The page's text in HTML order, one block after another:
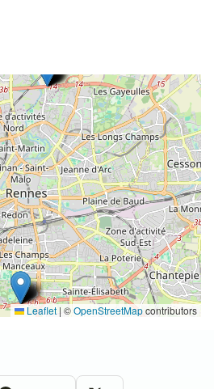
Leaflet | ©OpenStreetMapcontributors